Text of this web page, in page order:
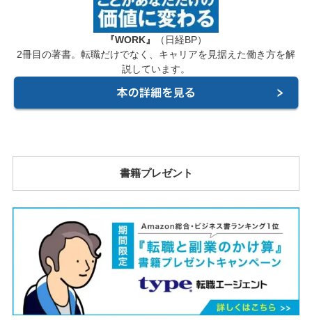
『WORK』
（日経BP）
2冊目の著書。転職だけでなく、キャリアを見据えた働き方を解
説しています。
書籍プレゼント